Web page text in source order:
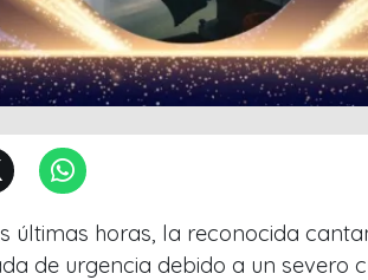
últimas horas, la reconocida
de urgencia debido a un severo